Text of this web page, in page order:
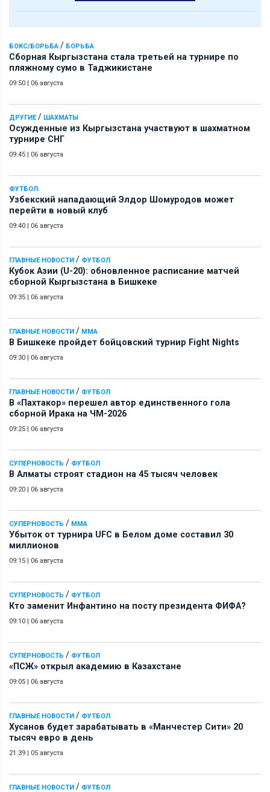
БОКС/БОРЬБА / БОРЬБА
Сборная Кыргызстана стала третьей на турнире по
пляжному сумо в Таджикистане
09:50 | 06 августа
ДРУГИЕ/ ШАХМАТЫ
Осужденные из Кыргызстана участвуют в шахматном
турнире СНГ
09:45 | 06 августа
ФУТБОЛ
Узбекский нападающий Элдор Шомуродов может
перейти в новый клуб
09:40 | 06 августа
ГЛАВНЫЕ НОВОСТИ / ФУТБОЛ
Кубок Азии (U-20): обновленное расписание матчей
сборной Кыргызстана в Бишкеке
09:35 | 06 августа
ГЛАВНЫЕ НОВОСТИ / ММА
В Бишкеке пройдет бойцовский турнир Fight Nights
09:30 | 06 августа
ГЛАВНЫЕ НОВОСТИ / ФУТБОЛ
В «Пахтакор» перешел автор единственного гола
сборной Ирака на ЧМ-2026
09:25 | 06 августа
СУПЕРНОВОСТЬ / ФУТБОЛ
В Алматы строят стадион на 45 тысяч человек
09:20 | 06 августа
СУПЕРНОВОСТЬ / ММА
Убыток от турнира UFC в Белом доме составил 30
миллионов
09:15 | 06 августа
СУПЕРНОВОСТЬ / ФУТБОЛ
Кто заменит Инфантино на посту президента ФИФА?
09:10 | 06 августа
СУПЕРНОВОСТЬ / ФУТБОЛ
«ПСЖ» открыл академию в Казахстане
09:05 | 06 августа
ГЛАВНЫЕ НОВОСТИ / ФУТБОЛ
Хусанов будет зарабатывать в «Манчестер Сити» 20
тысяч евро в день
21:39 | 05 августа
ГЛАВНЫЕ НОВОСТИ / ФУТБОЛ